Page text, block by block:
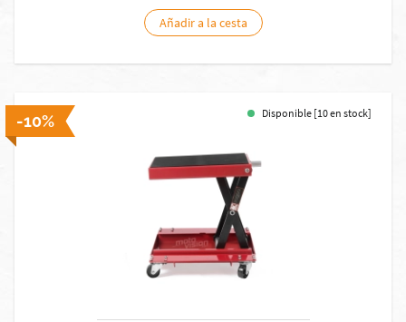
Añadir a la cesta
-10% Disponible [10 en stock]